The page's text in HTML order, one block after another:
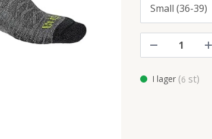
I lager (6 st)